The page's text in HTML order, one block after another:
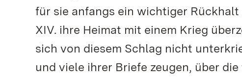
für sie anfangs ein wichtiger
XIV. ihre Heimat mit einem Krieg
sich von diesem Schlag nicht
und viele ihrer Briefe zeugen, über